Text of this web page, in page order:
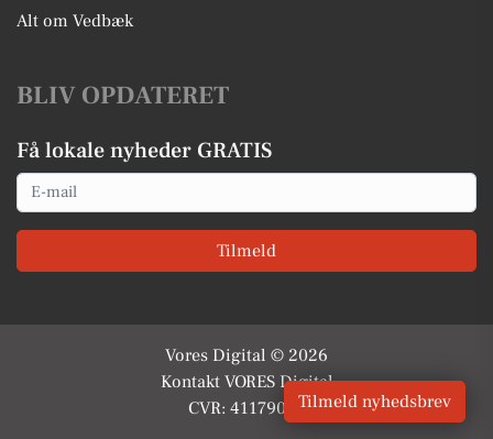
Alt om Vedbæk
BLIV OPDATERET
Få lokale nyheder GRATIS
Email
Tilmeld
Vores Digital © 2026
Kontakt VORES Digital
CVR: 41179082Tilmeld nyhedsbrev